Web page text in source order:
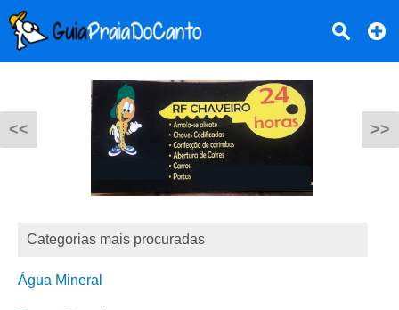
<< >>
Categorias mais procuradas
Água Mineral